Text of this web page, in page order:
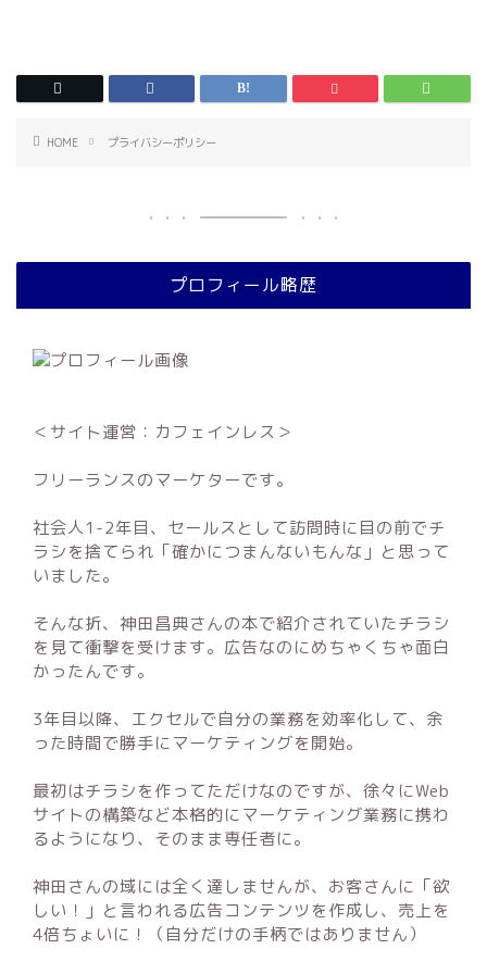
HOME プライバシーポリシー
プロフィール略歴
＜サイト運営：カフェインレス＞
フリーランスのマーケターです。
社会人1-2年目、セールスとして訪問時に目の前でチ
ラシを捨てられ「確かにつまんないもんな」と思って
いました。
そんな折、神田昌典さんの本で紹介されていたチラシ
を見て衝撃を受けます。広告なのにめちゃくちゃ面白
かったんです。
3年目以降、エクセルで自分の業務を効率化して、余
った時間で勝手にマーケティングを開始。
最初はチラシを作ってただけなのですが、徐々にWeb
サイトの構築など本格的にマーケティング業務に携わ
るようになり、そのまま専任者に。
神田さんの域には全く達しませんが、お客さんに「欲
しい！」と言われる広告コンテンツを作成し、売上を
4倍ちょいに！（自分だけの手柄ではありません）